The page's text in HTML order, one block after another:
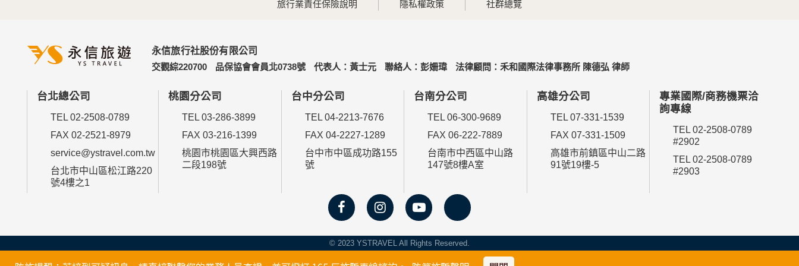
旅行業責任保險說明 隱私權政策 社群總覽
永信旅行社股份有限公司
交觀綜220700
品保協會會員北0738號 代表人：黃士元 聯絡人：彭姍瑋 法律顧問：禾和國際法律事務所 陳德弘 律師
台北總公司
TEL 02-2508-0789
FAX 02-2521-8979
service@ystravel.com.tw
台北市中山區松江路220
號4樓之1
桃園分公司
TEL 03-286-3899
FAX 03-216-1399
桃園市桃園區大興西路
二段198號
台中分公司
TEL 04-2213-7676
FAX 04-2227-1289
台中市中區成功路155
號
台南分公司
TEL 06-300-9689
FAX 06-222-7889
台南市中西區中山路
147號8樓A室
高雄分公司
TEL 07-331-1539
FAX 07-331-1509
高雄市前鎮區中山二路
91號19樓-5
專業國際/商務機票洽
詢專線
TEL 02-2508-0789
#2902
TEL 02-2508-0789
#2903
© 2023 YSTRAVEL All Rights Reserved.